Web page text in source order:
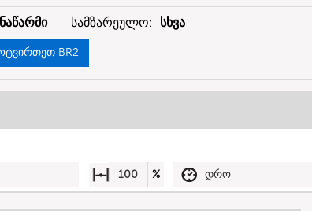
სამზარეულო: სხვა
BR2
100 % დრო